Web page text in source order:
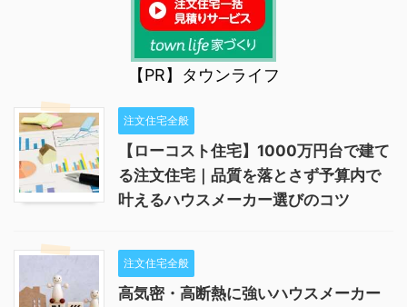
【PR】タウンライフ
注文住宅全般
【ローコスト住宅】1000万円台で建て
る注文住宅｜品質を落とさず予算内で
叶えるハウスメーカー選びのコツ
注文住宅全般
高気密・高断熱に強いハウスメーカー